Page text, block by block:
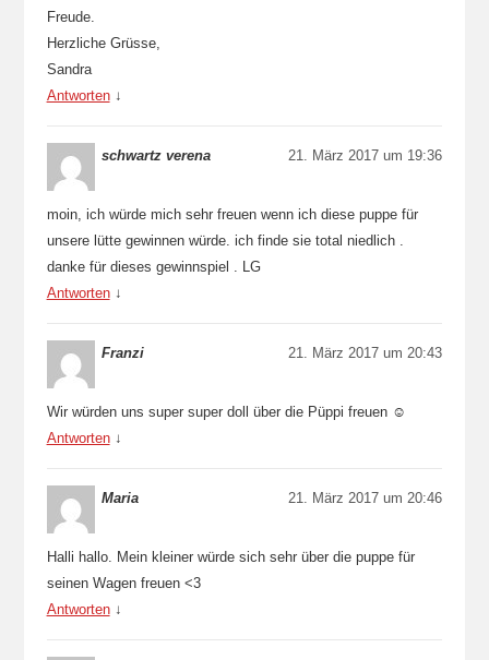
Freude.
Herzliche Grüsse,
Sandra
Antworten ↓
schwartz verena 21. März 2017 um 19:36
moin, ich würde mich sehr freuen wenn ich diese puppe für
unsere lütte gewinnen würde. ich finde sie total niedlich .
danke für dieses gewinnspiel . LG
Antworten ↓
Franzi 21. März 2017 um 20:43
Wir würden uns super super doll über die Püppi freuen ☺️
Antworten ↓
Maria 21. März 2017 um 20:46
Halli hallo. Mein kleiner würde sich sehr über die puppe für
seinen Wagen freuen <3
Antworten ↓